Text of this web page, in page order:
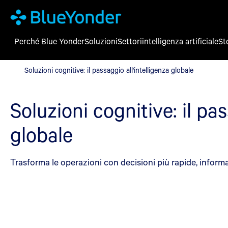
Soluzioni cognitive: il passaggio all'intelligenza globale
Perché Blue YonderSoluzioniSettoriintelligenza artificiale
Soluzioni cognitive: il passaggio all'intelligenza globale
Soluzioni cognitive: il
globale
Trasforma le operazioni con decisioni più rapide,